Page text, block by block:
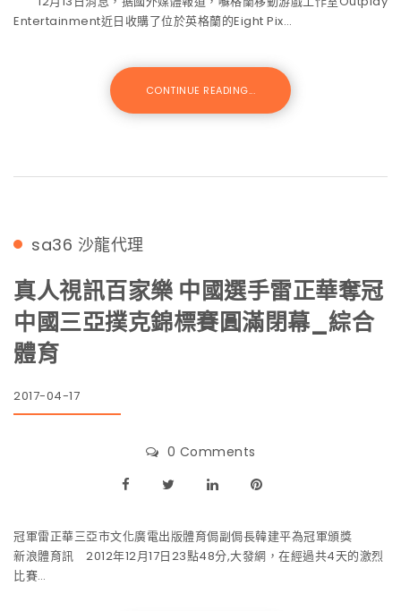
Entertainment近日收購了位於英格蘭的Eight Pix…
CONTINUE READING...
sa36 沙龍代理
真人視訊百家樂 中國選手雷正華奪冠
中國三亞撲克錦標賽圓滿閉幕_綜合
體育
2017-04-17
0 Comments
冠軍雷正華三亞市文化廣電出版體育侷副侷長韓建平為冠軍頒獎
新浪體育訊 2012年12月17日23點48分,大發網，在經過共4天的激烈
比賽…